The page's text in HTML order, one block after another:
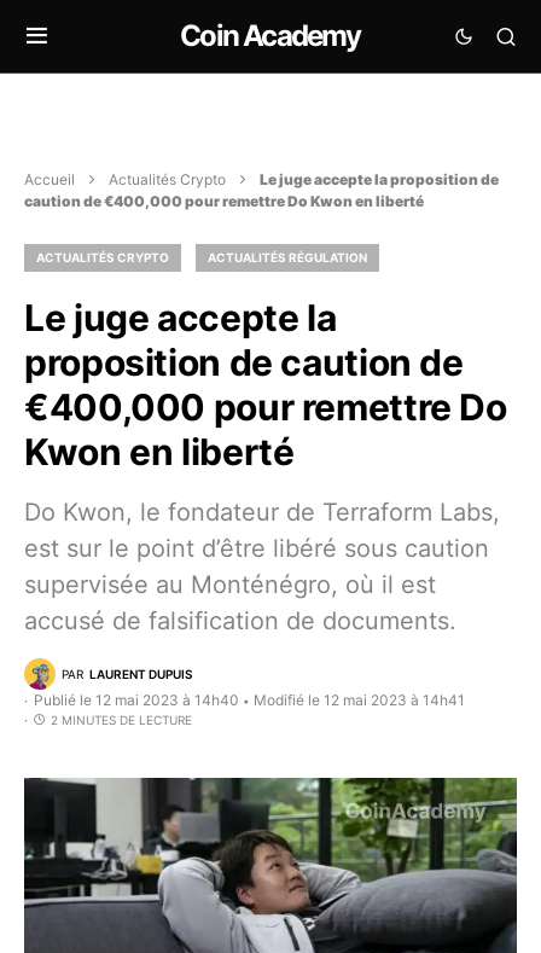
Coin Academy
Accueil Actualités Crypto
Le juge accepte la proposition de
caution de €400,000 pour remettre Do Kwon en liberté
ACTUALITÉS CRYPTO ACTUALITÉS RÉGULATION
Le juge accepte la
proposition de caution de
€400,000 pour remettre Do
Kwon en liberté
Do Kwon, le fondateur de Terraform Labs,
est sur le point d’être libéré sous caution
supervisée au Monténégro, où il est
accusé de falsification de documents.
PAR LAURENT DUPUIS
Publié le 12 mai 2023 à 14h40 • Modifié le 12 mai 2023 à 14h41
2 MINUTES DE LECTURE